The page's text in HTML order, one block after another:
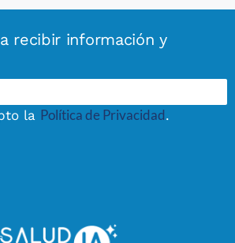
recibir información y
la Política de Privacidad.